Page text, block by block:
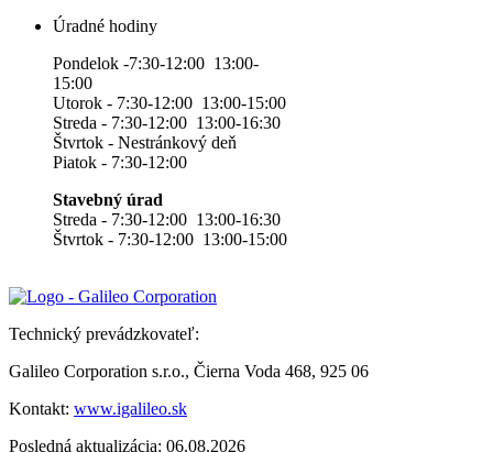
Úradné hodiny
Pondelok -7:30-12:00 13:00-
15:00
Utorok - 7:30-12:00 13:00-15:00
Streda - 7:30-12:00 13:00-16:30
Štvrtok - Nestránkový deň
Piatok - 7:30-12:00
Stavebný úrad
Streda - 7:30-12:00 13:00-16:30
Štvrtok - 7:30-12:00 13:00-15:00
Technický prevádzkovateľ:
Galileo Corporation s.r.o., Čierna Voda 468, 925 06
Kontakt: www.igalileo.sk
Posledná aktualizácia: 06.08.2026